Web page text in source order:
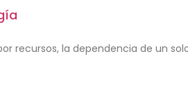
recursos, la dependencia de un